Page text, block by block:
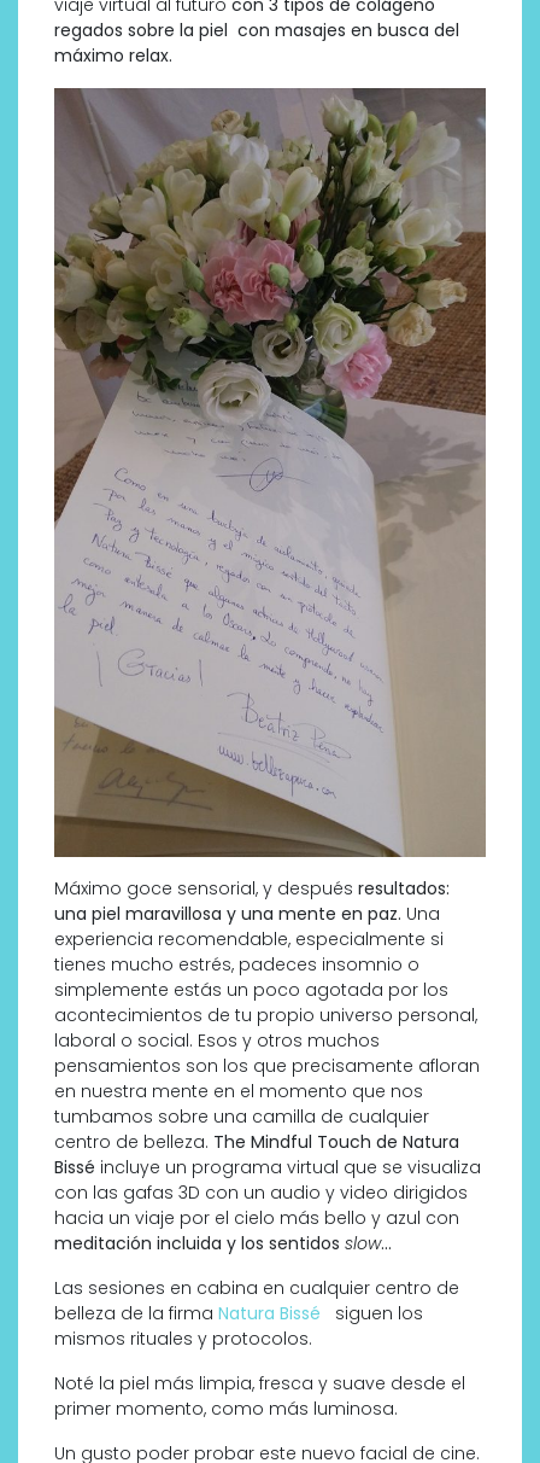
viaje virtual al futuro con 3 tipos de colágeno
regados sobre la piel con masajes en busca del
máximo relax.
Máximo goce sensorial, y después resultados:
una piel maravillosa y una mente en paz. Una
experiencia recomendable, especialmente si
tienes mucho estrés, padeces insomnio o
simplemente estás un poco agotada por los
acontecimientos de tu propio universo personal,
laboral o social. Esos y otros muchos
pensamientos son los que precisamente afloran
en nuestra mente en el momento que nos
tumbamos sobre una camilla de cualquier
centro de belleza. The Mindful Touch de Natura
Bissé incluye un programa virtual que se visualiza
con las gafas 3D con un audio y video dirigidos
hacia un viaje por el cielo más bello y azul con
meditación incluida y los sentidos slow…
Las sesiones en cabina en cualquier centro de
belleza de la firma Natura Bissé
siguen los
mismos rituales y protocolos.
Noté la piel más limpia, fresca y suave desde el
primer momento, como más luminosa.
Un gusto poder probar este nuevo facial de cine.